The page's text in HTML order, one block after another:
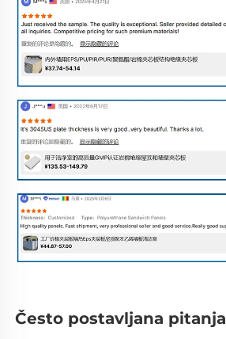
Često postavljana pitanja